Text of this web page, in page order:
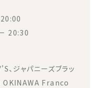
20:30
、ジャパニーズブラッ
OKINAWA Franco